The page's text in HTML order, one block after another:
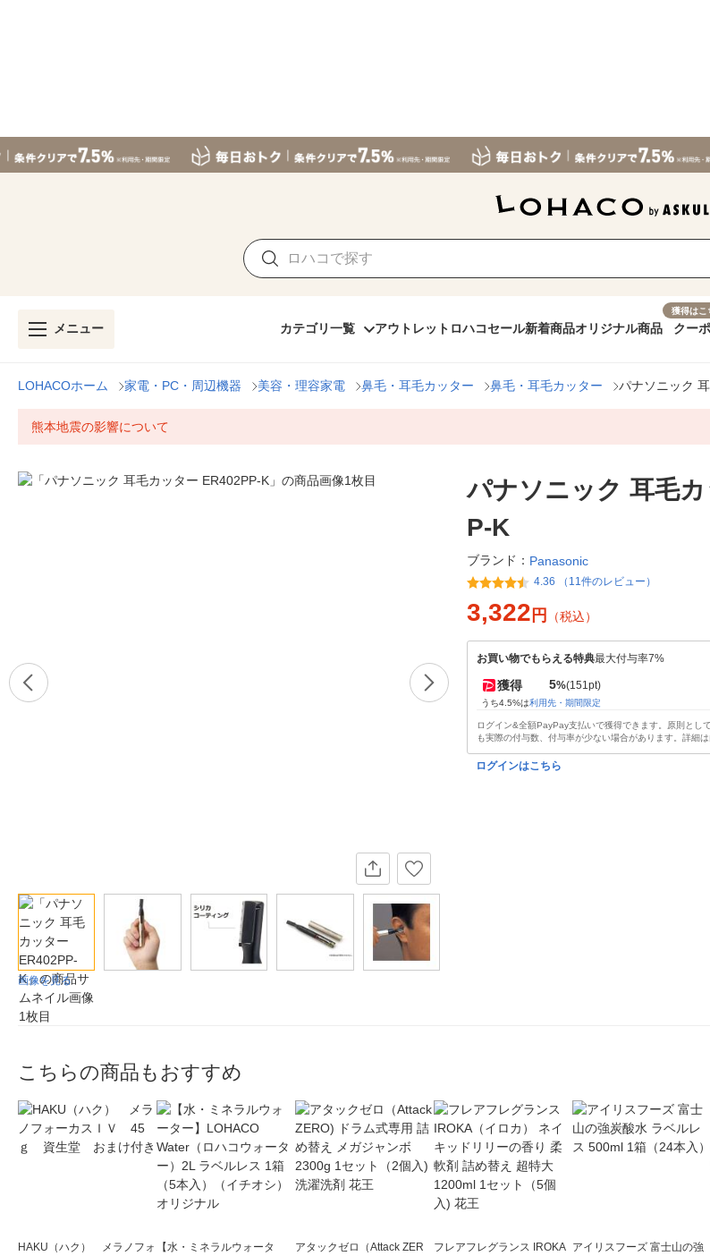
メニュー カテゴリ一覧 アウトレット ロハコセール新着商品オリジナル商品
獲得はこ
クー
LOHACOホーム 家電・PC・周辺機器 美容・理容家電 鼻毛・耳毛カッター 鼻毛・耳毛カッター パナソニック
熊本地震の影響について
画像を見る
パナソニック 耳毛
P-K
ブランド： Panasonic
4.36 （11件のレビュー）
3,322 円 （税込）
お買い物でもらえる特典最大付与率7%
獲得 5%(151pt)
うち4.5%は利用先・期間限定
ログイン&全額PayPay支払いで獲得できます。原則とし
も実際の付与数、付与率が少ない場合があります。詳細
ログインはこちら
こちらの商品もおすすめ
HAKU（ハク） メラノフォ
【水・ミネラルウォータ
アタックゼロ（Attack ZER
フレアフレグランス IROKA アイリスフーズ 富士山の強